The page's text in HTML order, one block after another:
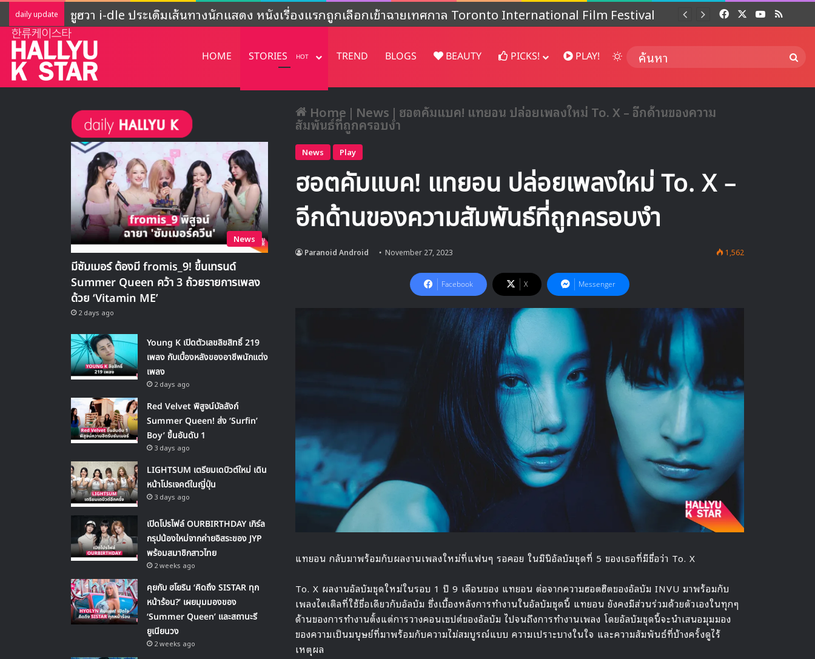
daily update ADOR ชี้แจงกิจกรรมของ NewJeans ‘ยังไม่ชัดเจน’ หลังปล่อยคอนเทนต์พิเศษฉลองครบรอบ 4 ปี FacebookYouTube
RSS
HOME STORIES HOT TREND BLOGS BEAUTY PICKS! PLAY! Switch skin
Home | News | ฮอตคัมแบค! แทยอน ปล่อยเพลงใหม่ To. X – อีกด้านของความ
สัมพันธ์ที่ถูกครอบงำ
News Play
ฮอตคัมแบค! แทยอน ปล่อยเพลงใหม่ To. X –
อีกด้านของความสัมพันธ์ที่ถูกครอบงำ
Paranoid Android November 27, 2023 1,562
Facebook X Messenger
แทยอน กลับมาพร้อมกับผลงานเพลงใหม่ที่แฟนๆ รอคอย ในมินิอัลบัมชุดที่ 5 ของเธอที่มีชื่อว่า To. X
To. X ผลงานอัลบัมชุดใหม่ในรอบ 1 ปี 9 เดือนของ แทยอน ต่อจากความฮอตฮิตของอัลบัม INVU มาพร้อมกับ
เพลงไตเติลที่ใช้ชื่อเดียวกับอัลบัม ซึ่งเบื้องหลังการทำงานในอัลบัมชุดนี้ แทยอน ยังคงมีส่วนร่วมด้วยตัวเองในทุกๆ
ด้านของการทำงานตั้งแต่การวางคอนเซปต์ของอัลบัม ไปจนถึงการทำงานเพลง โดยอัลบัมชุดนี้จะนำเสนอมุมมอง
ของความเป็นมนุษย์ที่มาพร้อมกับความไม่สมบูรณ์แบบ ความเปราะบางในใจ และความสัมพันธ์ที่บ้างครั้งดูไร้
เหตุผล
News
มีซัมเมอร์ ต้องมี fromis_9! ขึ้นเทรนด์
Summer Queen คว้า 3 ถ้วยรายการเพลง
ด้วย ‘Vitamin ME’
2 days ago
Young K เปิดตัวเลขลิขสิทธิ์ 219
เพลง กับเบื้องหลังของอาชีพนักแต่ง
เพลง
2 days ago
Red Velvet พิสูจน์บัลลังก์
Summer Queen! ส่ง ‘Surfin’
Boy’ ขึ้นอันดับ 1
3 days ago
LIGHTSUM เตรียมเดบิวต์ใหม่ เดิน
หน้าโปรเจคต์ในญี่ปุ่น
3 days ago
เปิดโปรไฟล์ OURBIRTHDAY เกิร์ล
กรุปน้องใหม่จากค่ายอิสระของ JYP
พร้อมสมาชิกสาวไทย
2 weeks ago
คุยกับ ฮโยริน ‘คิดถึง SISTAR ทุก
หน้าร้อน?’ เผยมุมมองของ
‘Summer Queen’ และสถานะรี
ยูเนียนวง
2 weeks ago